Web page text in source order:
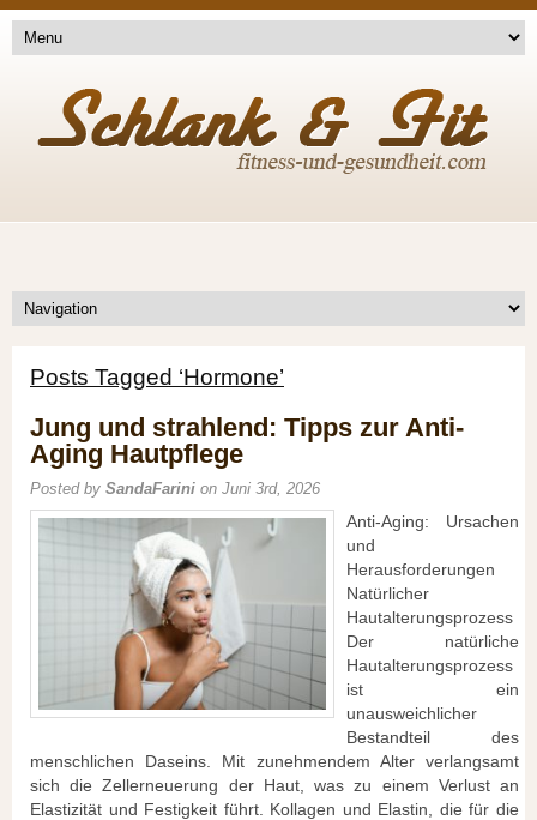
Posts Tagged ‘Hormone’
Jung und strahlend: Tipps zur Anti-
Aging Hautpflege
Posted by SandaFarini on Juni 3rd, 2026
Anti-Aging: Ursachen
und
Herausforderungen
Natürlicher
Hautalterungsprozess
Der natürliche
Hautalterungsprozess
ist ein
unausweichlicher
Bestandteil des
menschlichen Daseins. Mit zunehmendem Alter verlangsamt
sich die Zellerneuerung der Haut, was zu einem Verlust an
Elastizität und Festigkeit führt. Kollagen und Elastin, die für die